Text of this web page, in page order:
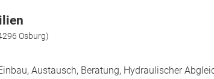
Osburg)
Austausch, Beratung, Hydraulischer